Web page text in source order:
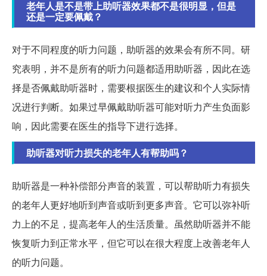
老年人是不是带上助听器效果都不是很明显，但是
还是一定要佩戴？
对于不同程度的听力问题，助听器的效果会有所不同。研
究表明，并不是所有的听力问题都适用助听器，因此在选
择是否佩戴助听器时，需要根据医生的建议和个人实际情
况进行判断。如果过早佩戴助听器可能对听力产生负面影
响，因此需要在医生的指导下进行选择。
助听器对听力损失的老年人有帮助吗？
助听器是一种补偿部分声音的装置，可以帮助听力有损失
的老年人更好地听到声音或听到更多声音。它可以弥补听
力上的不足，提高老年人的生活质量。虽然助听器并不能
恢复听力到正常水平，但它可以在很大程度上改善老年人
的听力问题。